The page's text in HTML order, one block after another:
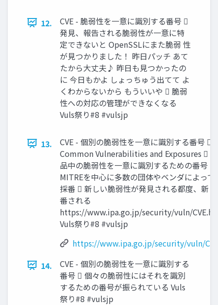
12.
CVE - 脆弱性を一意に識別する番号 
発見、報告される脆弱性が一意に特
定できないと OpenSSLにまた脆弱 性
が見つかりました！ 昨日パッチ あて
たから大丈夫♪ 昨日も見つかったの
に 今日もかよ しょっちゅう出てて よ
くわからないから もういいや  脆弱
性への対応の管理ができなくなる
Vuls祭り#8 #vulsjp
13.
CVE - 個別の脆弱性を一意に識別する番号 
Common Vulnerabilities and Exposures 
品中の脆弱性を一意に識別するための番号 
MITREを中心に多数の団体やベンダによって
採番  新しい脆弱性が発見される都度、新
番される
https://www.ipa.go.jp/security/vuln/
Vuls祭り#8 #vulsjp
https://www.ipa.go.jp/security/vuln/
14.
CVE - 個別の脆弱性を一意に識別する
番号  個々の脆弱性にはそれを識別
するための番号が振られている Vuls
祭り#8 #vulsjp